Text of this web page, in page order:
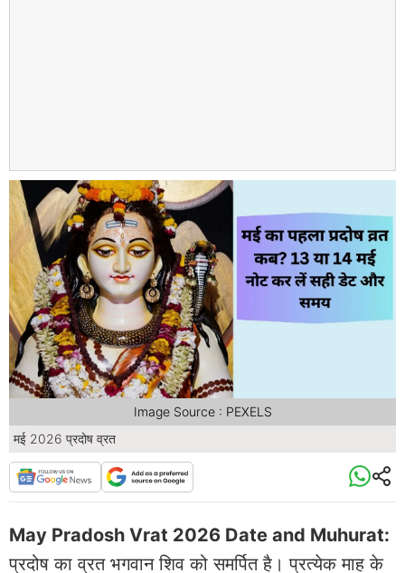
मई 2026 प्रदोष व्रत
Image Source : PEXELS
May Pradosh Vrat 2026 Date and Muhurat:
प्रदोष का व्रत भगवान शिव को समर्पित है। प्रत्येक माह के